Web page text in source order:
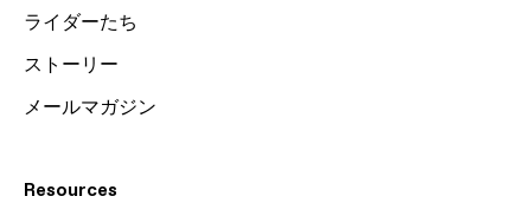
ライダーたち
ストーリー
メールマガジン
Resources